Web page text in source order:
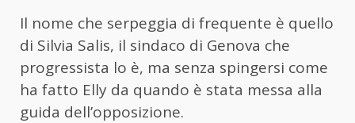
Il nome che serpeggia di frequente è quello
di Silvia Salis, il sindaco di Genova che
progressista lo è, ma senza spingersi come
ha fatto Elly da quando è stata messa alla
guida dell’opposizione.